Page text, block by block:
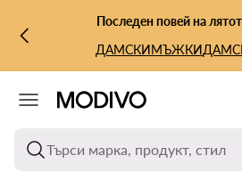
КЪМ ОСНОВНОТО СЪДЪРЖАНИЕ
КЪМ ТЪРСЕНЕПоследен повей на
ДАМСКИМЪЖКИ
Търси марка, продукт, стил